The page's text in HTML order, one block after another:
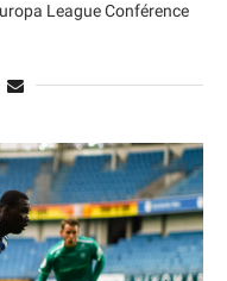
League Conférence